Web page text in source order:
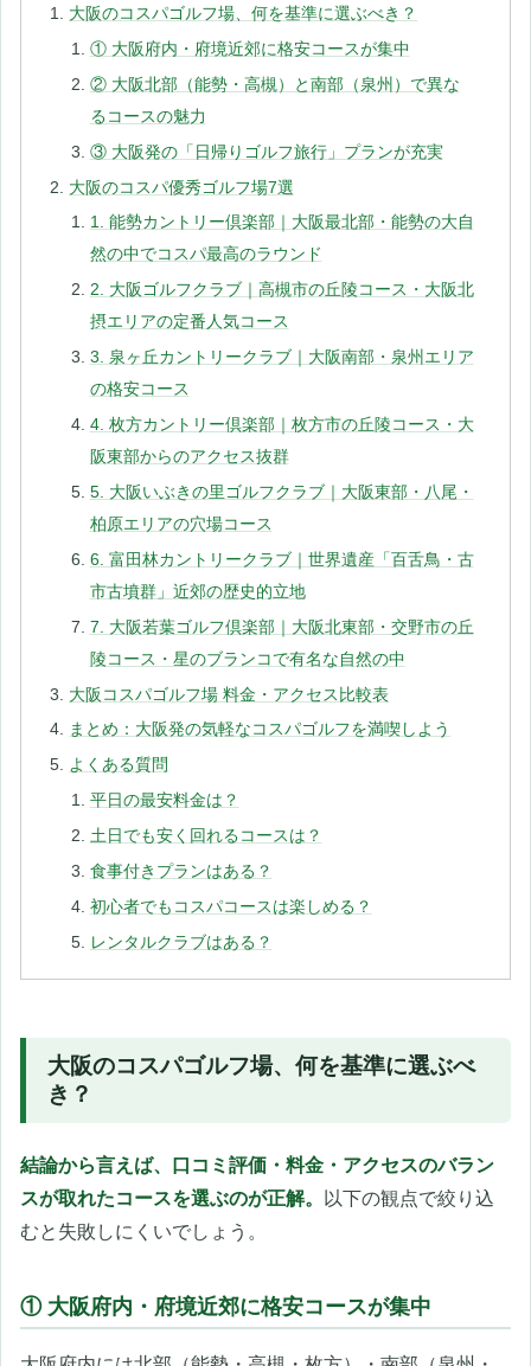
大阪のコスパゴルフ場、何を基準に選ぶべき？
① 大阪府内・府境近郊に格安コースが集中
② 大阪北部（能勢・高槻）と南部（泉州）で異な
るコースの魅力
③ 大阪発の「日帰りゴルフ旅行」プランが充実
大阪のコスパ優秀ゴルフ場7選
1. 能勢カントリー倶楽部｜大阪最北部・能勢の大自
然の中でコスパ最高のラウンド
2. 大阪ゴルフクラブ｜高槻市の丘陵コース・大阪北
摂エリアの定番人気コース
3. 泉ヶ丘カントリークラブ｜大阪南部・泉州エリア
の格安コース
4. 枚方カントリー倶楽部｜枚方市の丘陵コース・大
阪東部からのアクセス抜群
5. 大阪いぶきの里ゴルフクラブ｜大阪東部・八尾・
柏原エリアの穴場コース
6. 富田林カントリークラブ｜世界遺産「百舌鳥・古
市古墳群」近郊の歴史的立地
7. 大阪若葉ゴルフ倶楽部｜大阪北東部・交野市の丘
陵コース・星のブランコで有名な自然の中
大阪コスパゴルフ場 料金・アクセス比較表
まとめ：大阪発の気軽なコスパゴルフを満喫しよう
よくある質問
平日の最安料金は？
土日でも安く回れるコースは？
食事付きプランはある？
初心者でもコスパコースは楽しめる？
レンタルクラブはある？
大阪のコスパゴルフ場、何を基準に選ぶべ
き？
結論から言えば、口コミ評価・料金・アクセスのバラン
スが取れたコースを選ぶのが正解。
以下の観点で絞り込
むと失敗しにくいでしょう。
① 大阪府内・府境近郊に格安コースが集中